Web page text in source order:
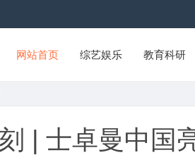
网站首页 综艺娱乐 教育科研
| 士卓曼中国